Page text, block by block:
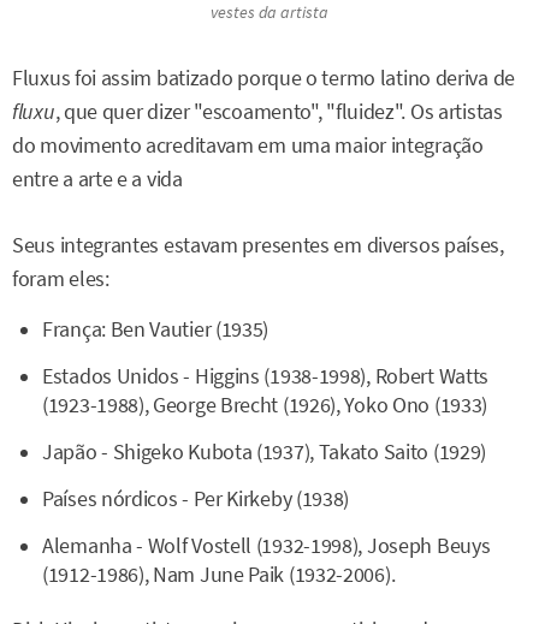
vestes da artista
Fluxus foi assim batizado porque o termo latino deriva de
fluxu, que quer dizer "escoamento", "fluidez". Os artistas
do movimento acreditavam em uma maior integração
entre a arte e a vida
Seus integrantes estavam presentes em diversos países,
foram eles:
França: Ben Vautier (1935)
Estados Unidos - Higgins (1938-1998), Robert Watts
(1923-1988), George Brecht (1926), Yoko Ono (1933)
Japão - Shigeko Kubota (1937), Takato Saito (1929)
Países nórdicos - Per Kirkeby (1938)
Alemanha - Wolf Vostell (1932-1998), Joseph Beuys
(1912-1986), Nam June Paik (1932-2006).